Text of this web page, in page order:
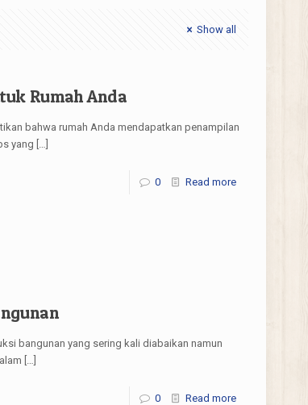
Show all
Rumah Anda
bahwa rumah Anda mendapatkan penampilan
yang […]
0 Read more
bangunan yang sering kali diabaikan namun
[…]
0 Read more